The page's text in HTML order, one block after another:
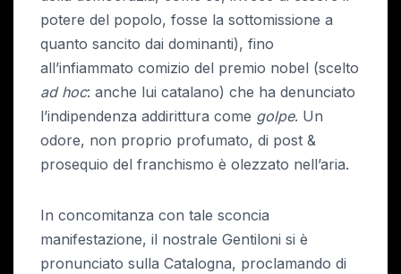
potere del popolo, fosse la sottomissione a
quanto sancito dai dominanti), fino
all’infiammato comizio del premio nobel (scelto
ad hoc: anche lui catalano) che ha denunciato
l’indipendenza addirittura come golpe. Un
odore, non proprio profumato, di post &
prosequio del franchismo è olezzato nell’aria.
In concomitanza con tale sconcia
manifestazione, il nostrale Gentiloni si è
pronunciato sulla Catalogna, proclamando di